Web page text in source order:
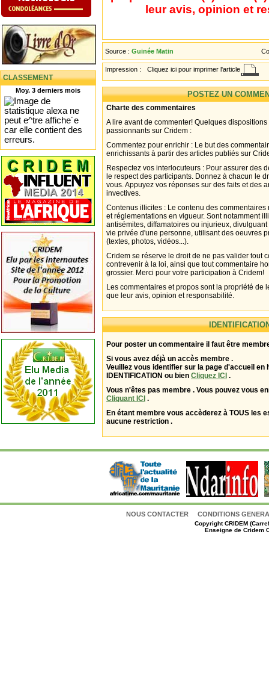
CLASSEMENT
Moy. 3 derniers mois
leur avis, opinion et
Source : Guinée Matin
Impression : Cliquez ici pour imprimer l'article
POSTEZ UN
Charte des commentaires
A lire avant de commenter! Quelques
passionnants sur Cridem :
Commentez pour enrichir : Le but des
enrichissants à partir des articles publiés sur
Respectez vos interlocuteurs : Pour assurer des
le respect des participants. Donnez à chacun le
vous. Appuyez vos réponses sur des faits et des
invectives.
Contenus illicites : Le contenu des
et réglementations en vigueur. Sont notamment
antisémites, diffamatoires ou injurieux,
vie privée d'une personne, utilisant des oeuvres
(textes, photos, vidéos...).
Cridem se réserve le droit de ne pas valider tout
contrevenir à la loi, ainsi que tout commentaire
grossier. Merci pour votre participation à Cridem!
Les commentaires et propos sont la propriété de
que leur avis, opinion et responsabilité.
Pour poster un commentaire il faut être
Si vous avez déjà un accès membre .
Veuillez vous identifier sur la page d'accueil en
IDENTIFICATION ou bien Cliquez ICI .
Vous n'êtes pas membre . Vous pouvez vous
Cliquant ICI .
En étant membre vous accèderez à TOUS les
aucune restriction .
NOUS CONTACTER CONDITIONS
CopyrightCRIDEM
Enseigne de Cridem